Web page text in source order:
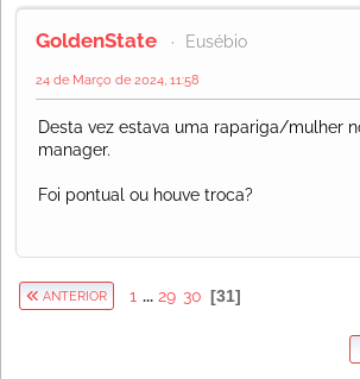
GoldenState Eusébio
24 de Março de 2024, 11:58
Desta vez estava uma rapariga/mulher
manager.
Foi pontual ou houve troca?
ANTERIOR 1 ... 29 30 31